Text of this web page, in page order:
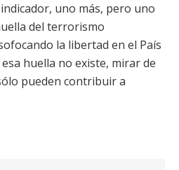
uno más, pero uno
del terrorismo
la libertad en el País
huella no existe, mirar de
pueden contribuir a